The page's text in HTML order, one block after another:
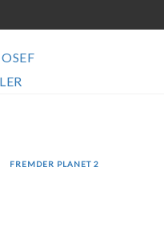
FREMDER PLANET 2